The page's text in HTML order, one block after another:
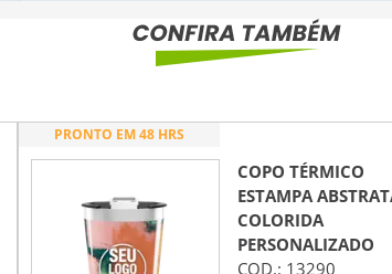
PRONTO EM 48 HRS
COPO TÉRMICO
ESTAMPA
COLORIDA
PERSONALIZADO
COD.: 13290